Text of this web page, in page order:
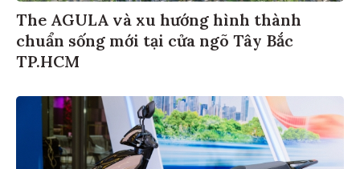
The AGULA và xu hướng hình thành
chuẩn sống mới tại cửa ngõ Tây Bắc
TP.HCM